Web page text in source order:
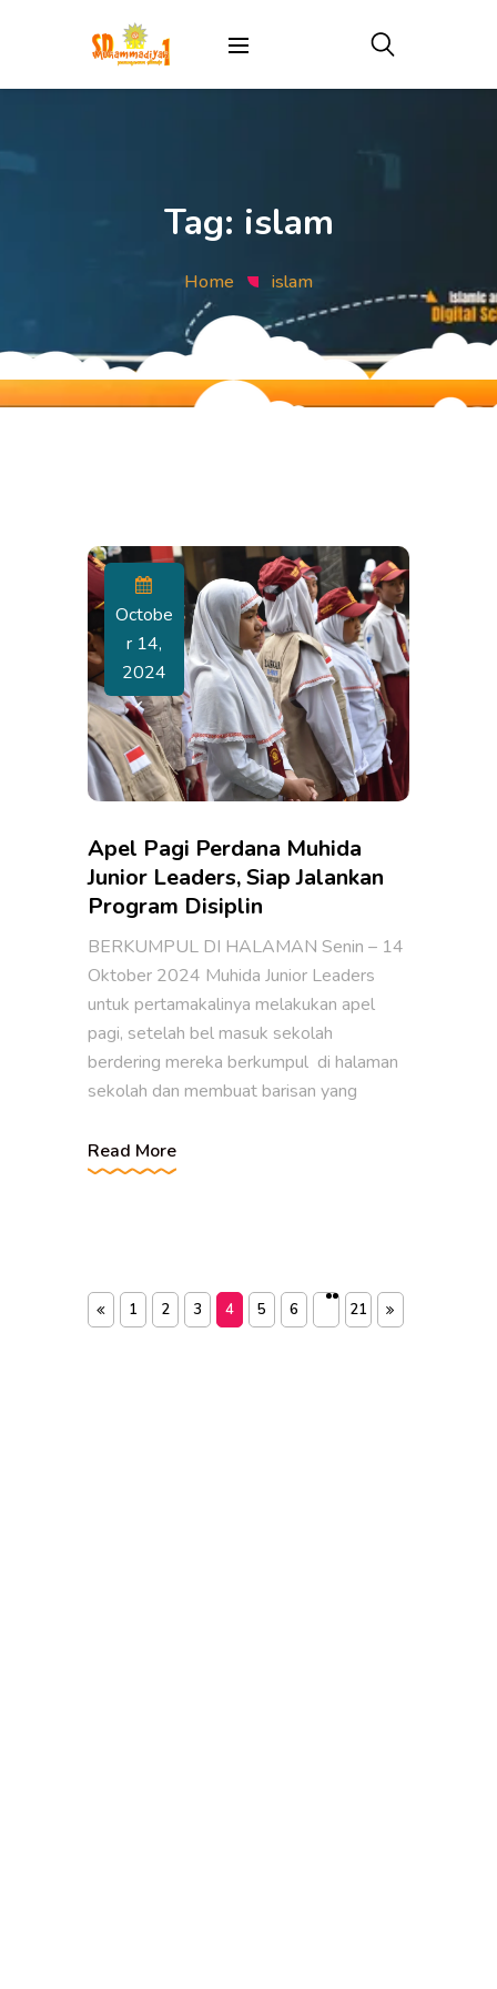
Tag: islam
Home islam
Octobe
R 14,
2024
Apel Pagi Perdana Muhida
Junior Leaders, Siap Jalankan
Program Disiplin
BERKUMPUL DI HALAMAN Senin – 14
Oktober 2024 Muhida Junior Leaders
untuk pertamakalinya melakukan apel
pagi, setelah bel masuk sekolah
berdering mereka berkumpul di halaman
sekolah dan membuat barisan yang
Read More
1 2 3 4 5 6 21